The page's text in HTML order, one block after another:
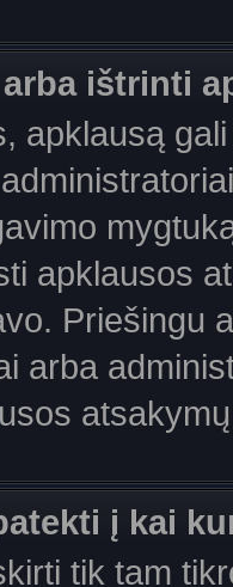
ištrinti
apklausą
apklausos
Priešingu
arba
į kai
tik tam